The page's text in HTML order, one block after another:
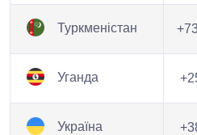
Туркменістан
Уганда
Україна